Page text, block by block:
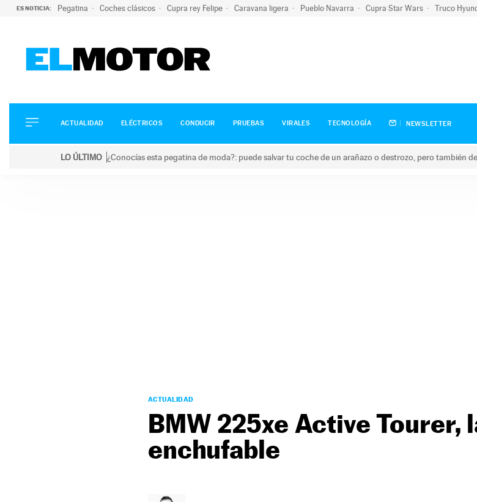
ES NOTICIA: Pegatina Coches clásicos Cupra rey Felipe Caravana ligera Pueblo Navarra Cupra Star Wars Truco
ELÉCTRICOS
CONDUCIR
ACTUALIDAD ELÉCTRICOS CONDUCIR PRUEBAS VIRALES TECNOLOGÍA NEWSLETTER
LO ÚLTIMO ¿Conocías esta pegatina de moda?: puede salvar tu coche de un arañazo o destrozo, pero también
ACTUALIDAD
BMW 225xe Active Tourer,
enchufable